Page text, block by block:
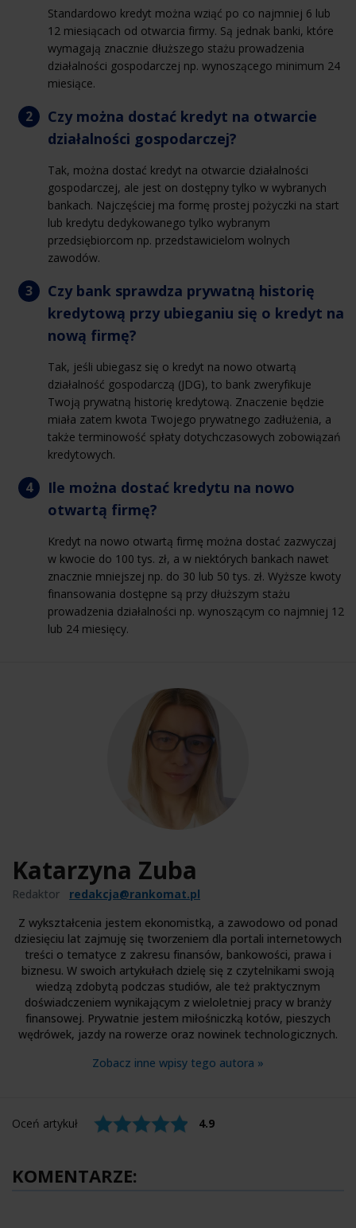
Standardowo kredyt można wziąć po co najmniej 6 lub
12 miesiącach od otwarcia firmy. Są jednak banki, które
wymagają znacznie dłuższego stażu prowadzenia
działalności gospodarczej np. wynoszącego minimum 24
miesiące.
Czy można dostać kredyt na otwarcie
działalności gospodarczej?
Tak, można dostać kredyt na otwarcie działalności
gospodarczej, ale jest on dostępny tylko w wybranych
bankach. Najczęściej ma formę prostej pożyczki na start
lub kredytu dedykowanego tylko wybranym
przedsiębiorcom np. przedstawicielom wolnych
zawodów.
Czy bank sprawdza prywatną historię
kredytową przy ubieganiu się o kredyt na
nową firmę?
Tak, jeśli ubiegasz się o kredyt na nowo otwartą
działalność gospodarczą (JDG), to bank zweryfikuje
Twoją prywatną historię kredytową. Znaczenie będzie
miała zatem kwota Twojego prywatnego zadłużenia, a
także terminowość spłaty dotychczasowych zobowiązań
kredytowych.
Ile można dostać kredytu na nowo
otwartą firmę?
Kredyt na nowo otwartą firmę można dostać zazwyczaj
w kwocie do 100 tys. zł, a w niektórych bankach nawet
znacznie mniejszej np. do 30 lub 50 tys. zł. Wyższe kwoty
finansowania dostępne są przy dłuższym stażu
prowadzenia działalności np. wynoszącym co najmniej 12
lub 24 miesięcy.
Katarzyna Zuba
Redaktor
redakcja@rankomat.pl
Z wykształcenia jestem ekonomistką, a zawodowo od ponad
dziesięciu lat zajmuję się tworzeniem dla portali internetowych
treści o tematyce z zakresu finansów, bankowości, prawa i
biznesu. W swoich artykułach dzielę się z czytelnikami swoją
wiedzą zdobytą podczas studiów, ale też praktycznym
doświadczeniem wynikającym z wieloletniej pracy w branży
finansowej. Prywatnie jestem miłośniczką kotów, pieszych
wędrówek, jazdy na rowerze oraz nowinek technologicznych.
Zobacz inne wpisy tego autora »
Oceń artykuł 4.9
KOMENTARZE: